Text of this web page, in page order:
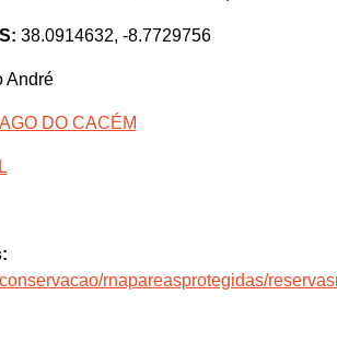
38.0914632, -8.7729756
André
DO CACÉM
rnapareasprotegidas/